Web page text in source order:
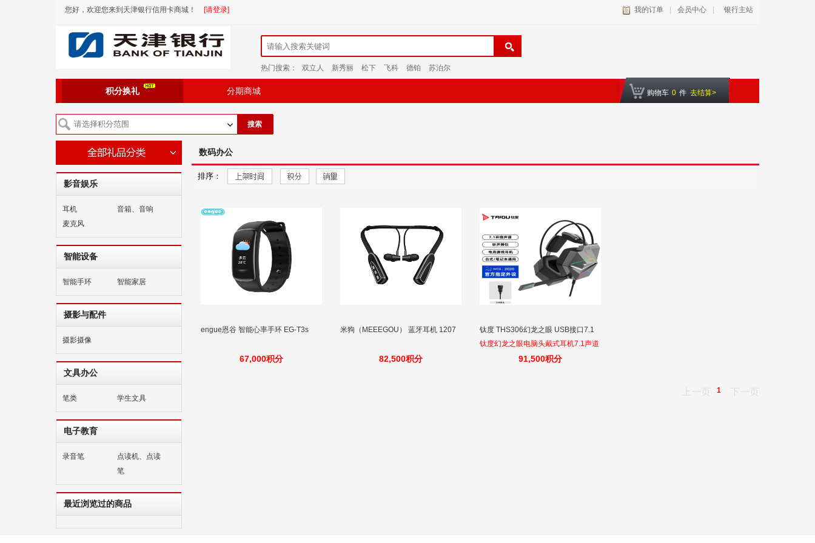
您好，欢迎您来到天津银行信用卡商城！ [请登录] 我的订单 会员中心 银行主站
热门搜索： 双立人 新秀丽 松下 飞科 德铂 苏泊尔
积分换礼 分期商城 购物车 0 件 去结算>
搜索
影音娱乐
耳机
音箱、音响
麦克风
智能设备
智能手环 智能家居
摄影与配件
摄影摄像
文具办公
笔类 学生文具
电子教育
录音笔
点读机、点读
笔
最近浏览过的商品
数码办公
排序：
engue恩谷 智能心率手环 EG-T3s
67,000积分
米狗（MEEEGOU） 蓝牙耳机 1207
82,500积分
钛度 THS306幻龙之眼 USB接口7.1
钛度幻龙之眼电脑头戴式耳机7.1声道
吃鸡耳麦听声辩位和平精英职业电竞
91,500积分
上一页 1 下一页